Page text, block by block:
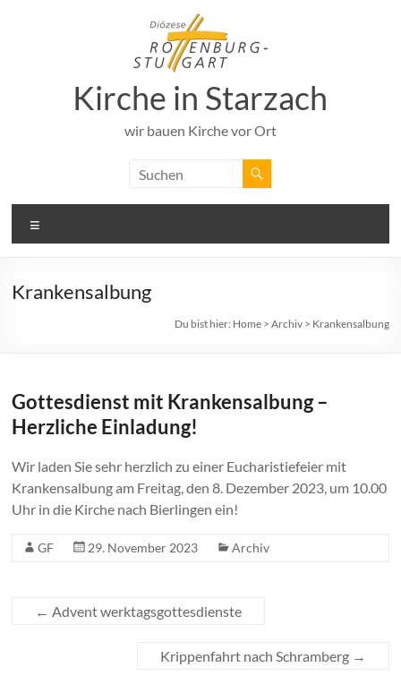
Kirche in Starzach
wir bauen Kirche vor Ort
Krankensalbung
Du bist hier: Home> Archiv> Krankensalbung
Gottesdienst mit Krankensalbung –
Herzliche Einladung!
Wir laden Sie sehr herzlich zu einer Eucharistiefeier mit
Krankensalbung am Freitag, den 8. Dezember 2023, um 10.00
Uhr in die Kirche nach Bierlingen ein!
GF 29. November 2023 Archiv
← Advent werktagsgottesdienste
Krippenfahrt nach Schramberg →